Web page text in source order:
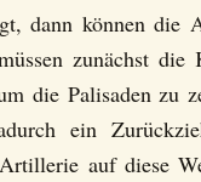
dann können die
zunächst die
die Palisaden zu
ein
auf diese